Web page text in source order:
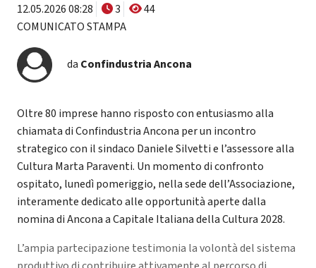
12.05.2026 08:28 3
44
COMUNICATO STAMPA
da Confindustria Ancona
Oltre 80 imprese hanno risposto con entusiasmo alla
chiamata di Confindustria Ancona per un incontro
strategico con il sindaco Daniele Silvetti e l’assessore alla
Cultura Marta Paraventi. Un momento di confronto
ospitato, lunedì pomeriggio, nella sede dell’Associazione,
interamente dedicato alle opportunità aperte dalla
nomina di Ancona a Capitale Italiana della Cultura 2028.
L’ampia partecipazione testimonia la volontà del sistema